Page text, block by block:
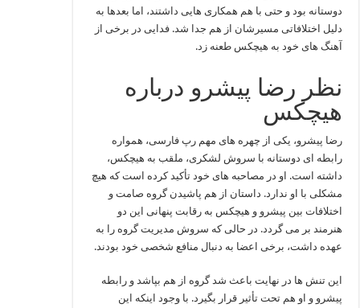
دوستانه بود و حتی با هم همکاری‌ هایی داشتند، اما بعدها به
دلیل اختلافاتی مسیرشان از هم جدا شد. فدایی در برخی از
آهنگ‌ های خود به هیچکس طعنه زد.
نظر رضا پیشرو درباره
هیچکس
رضا پیشرو، یکی از چهره‌ های مهم رپ فارسی، همواره
رابطه‌ ای دوستانه با سروش لشکری، ملقب به هیچکس،
داشته است. او در مصاحبه‌ های خود تأکید کرده است که هیچ
مشکلی با او ندارد. داستان از هم پاشیدن گروه صامت و
اختلافات بین پیشرو و هیچکس به رقابت پنهانی این دو
هنرمند بر می‌ گردد. در حالی که سروش مدیریت گروه را به
عهده داشت، برخی اعضا به دنبال منافع شخصی خود بودند.
این تنش‌ ها در نهایت باعث شد گروه از هم بپاشد و رابطه
پیشرو و او هم تحت تأثیر قرار بگیرد. با وجود اینکه این